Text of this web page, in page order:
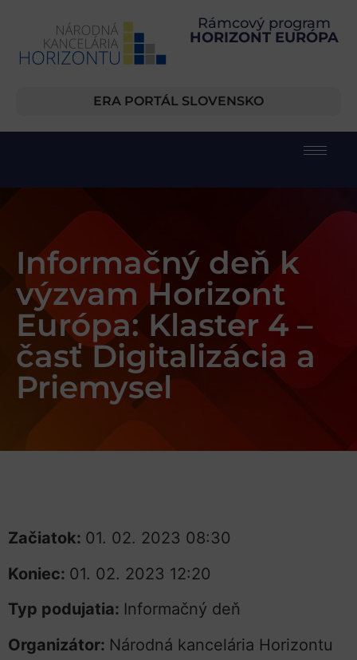
Rámcový program
HORIZONT EURÓPA
ERA PORTÁL SLOVENSKO
Informačný deň k
výzvam Horizont
Európa: Klaster 4 –
časť Digitalizácia a
Priemysel
Začiatok: 01. 02. 2023 08:30
Koniec: 01. 02. 2023 12:20
Typ podujatia: Informačný deň
Organizátor: Národná kancelária Horizontu